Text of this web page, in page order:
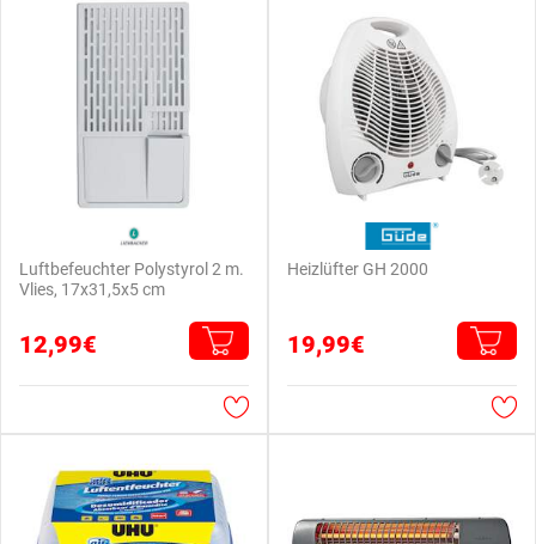
Luftbefeuchter Polystyrol 2 m.
Vlies, 17x31,5x5 cm
12,99€
Heizlüfter GH 2000
19,99€